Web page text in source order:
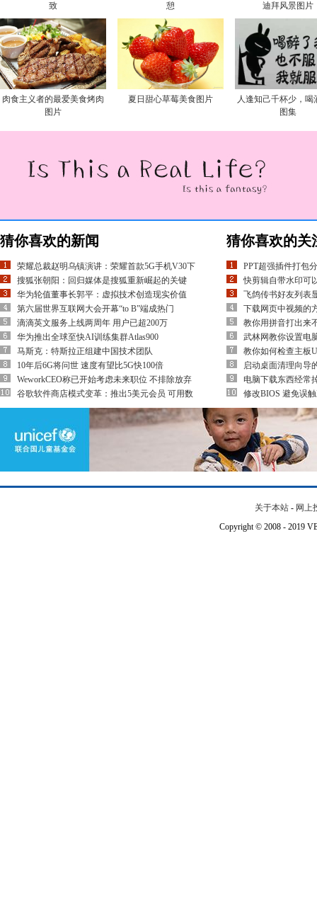
致
憩
迪拜风景图片
肉食主义者的最爱美食烤肉
图片
夏日甜心草莓美食图片
人逢知己千杯少，喝
图集
猜你喜欢的新闻
荣耀总裁赵明乌镇演讲：荣耀首款5G手机V30下
搜狐张朝阳：回归媒体是搜狐重新崛起的关键
华为轮值董事长郭平：虚拟技术创造现实价值
第六届世界互联网大会开幕“to B”端成热门
滴滴英文服务上线两周年 用户已超200万
华为推出全球至快AI训练集群Atlas900
马斯克：特斯拉正组建中国技术团队
10年后6G将问世 速度有望比5G快100倍
WeworkCEO称已开始考虑未来职位 不排除放弃
谷歌软件商店模式变革：推出5美元会员 可用数
猜你喜欢的关
PPT超强插件打包
快剪辑自带水印可
飞鸽传书好友列表
下载网页中视频的
教你用拼音打出来
武林网教你设置电
教你如何检查主板
启动桌面清理向导
电脑下载东西经常
修改BIOS 避免误
关于本站 - 网上
Copyright © 2008 - 2019